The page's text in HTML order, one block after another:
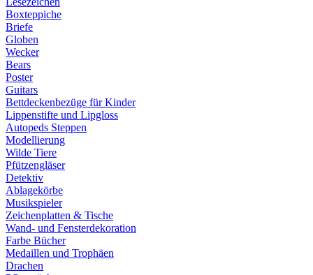
Boxteppiche
Briefe
Globen
Wecker
Bears
Poster
Guitars
Bettdeckenbezüge für Kinder
Lippenstifte und Lipgloss
Autopeds Steppen
Modellierung
Wilde Tiere
Pfützengläser
Detektiv
Ablagekörbe
Musikspieler
Zeichenplatten & Tische
Wand- und Fensterdekoration
Farbe Bücher
Medaillen und Trophäen
Drachen